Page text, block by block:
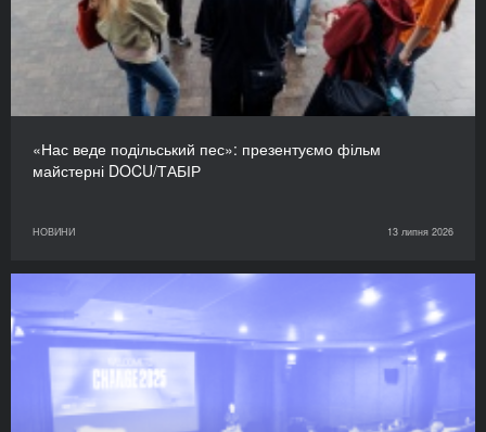
«Нас веде подільський пес»: презентуємо фільм
майстерні DOCU/ТАБІР
НОВИНИ 13 липня 2026